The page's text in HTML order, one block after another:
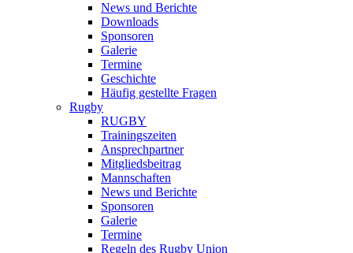
News und Berichte
Downloads
Sponsoren
Galerie
Termine
Geschichte
Häufig gestellte Fragen
Rugby
RUGBY
Trainingszeiten
Ansprechpartner
Mitgliedsbeitrag
Mannschaften
News und Berichte
Sponsoren
Galerie
Termine
Regeln des Rugby Union